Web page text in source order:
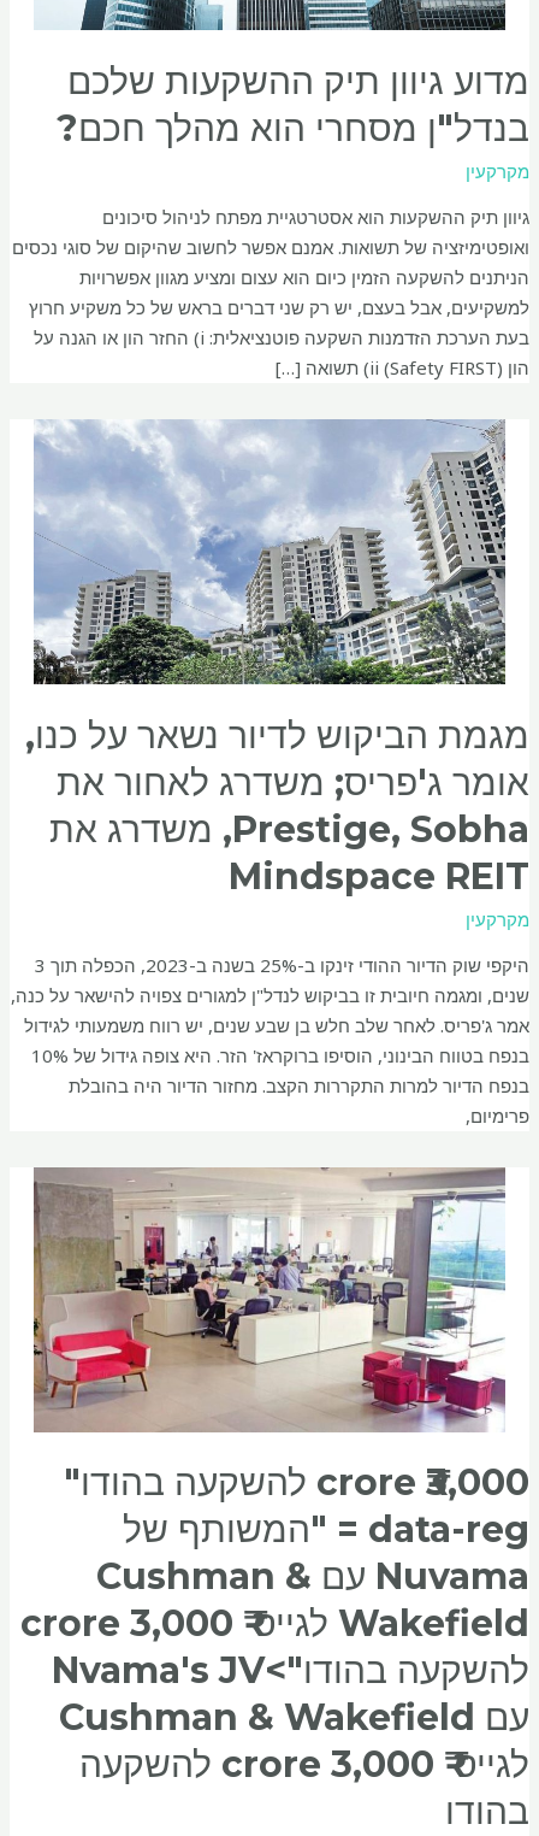
מדוע גיוון תיק ההשקעות שלכם
בנדל"ן מסחרי הוא מהלך חכם?
מקרקעין
גיוון תיק ההשקעות הוא אסטרטגיית מפתח לניהול סיכונים
ואופטימיזציה של תשואות. אמנם אפשר לחשוב שהיקום של סוגי נכסים
הניתנים להשקעה הזמין כיום הוא עצום ומציע מגוון אפשרויות
למשקיעים, אבל בעצם, יש רק שני דברים בראש של כל משקיע חרוץ
בעת הערכת הזדמנות השקעה פוטנציאלית: i) החזר הון או הגנה על
הון (Safety FIRST) ii) תשואה […]
מגמת הביקוש לדיור נשאר על כנו,
אומר ג'פריס; משדרג לאחור את
Prestige, Sobha, משדרג את
Mindspace REIT
מקרקעין
היקפי שוק הדיור ההודי זינקו ב-25% בשנה ב-2023, הכפלה תוך 3
שנים, ומגמה חיובית זו בביקוש לנדל"ן למגורים צפויה להישאר על כנה,
אמר ג'פריס. לאחר שלב חלש בן שבע שנים, יש רווח משמעותי לגידול
בנפח בטווח הבינוני, הוסיפו ברוקראז' הזר. היא צופה גידול של 10%
בנפח הדיור למרות התקררות הקצב. מחזור הדיור היה בהובלת
פרימיום,
₹3,000 crore להשקעה בהודו"
data-reg = "המשותף של
Nuvama עם Cushman &
Wakefield לגייס ₹ 3,000 crore
להשקעה בהודו">Nvama's JV
עם Cushman & Wakefield
לגייס ₹ 3,000 crore להשקעה
בהודו